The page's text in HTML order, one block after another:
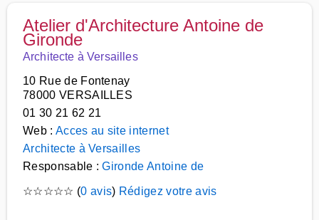
Atelier d'Architecture Antoine de
Gironde
Architecte à Versailles
10 Rue de Fontenay
78000 VERSAILLES
01 30 21 62 21
Web : Acces au site internet
Architecte à Versailles
Responsable :Gironde Antoine de
☆☆☆☆☆ (0 avis) Rédigez votre avis